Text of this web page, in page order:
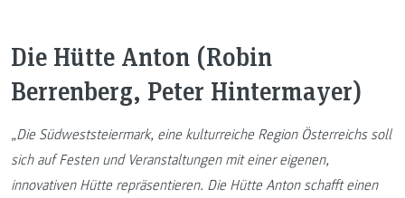
Die Hütte Anton (Robin
Berrenberg, Peter Hintermayer)
„Die Südweststeiermark, eine kulturreiche Region Österreichs soll
sich auf Festen und Veranstaltungen mit einer eigenen,
innovativen Hütte repräsentieren. Die Hütte Anton schafft einen